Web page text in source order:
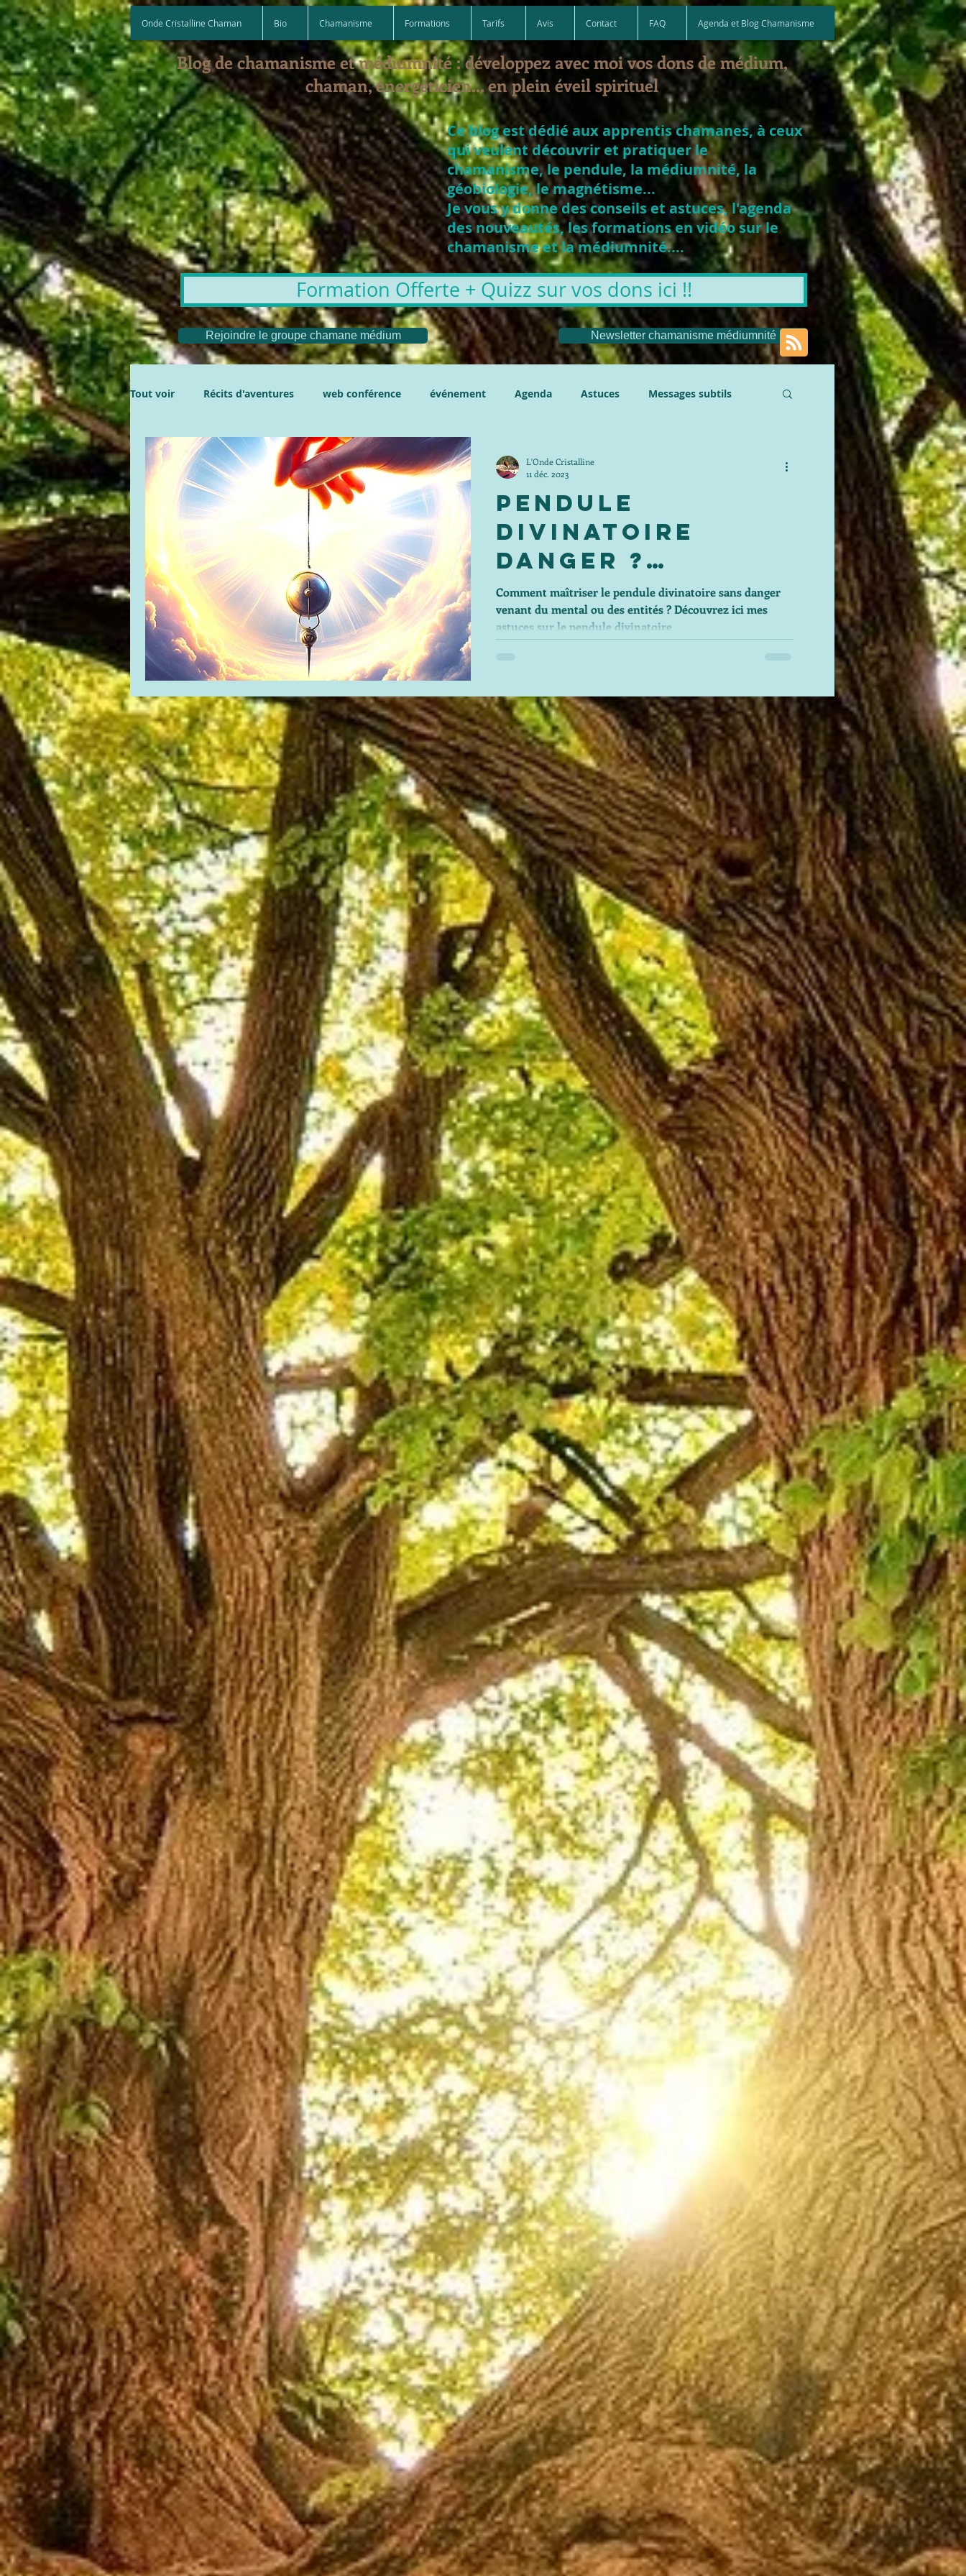
Blog de chamanisme et médiumnité : développez avec moi vos dons de médium,
chaman, énergéticien... en plein éveil spirituel
Ce blog est dédié aux apprentis chamanes, à ceux
qui veulent découvrir et pratiquer le
chamanisme, le pendule, la médiumnité, la
géobiologie, le magnétisme...
Je vous y donne des conseils et astuces, l'agenda
des nouveautés, les formations en vidéo sur le
chamanisme et la médiumnité....
Formation Offerte + Quizz sur vos dons ici !!
Rejoindre le groupe chamane médium Newsletter chamanisme médiumnité
Tout voir Récits d'aventures web conférence événement Agenda Astuces Messages subtils
Aventures La compil'
Pendule
Divinatoire
Danger ?
Maîtrisez le
Pendule avec
ces Rituels de
Comment maîtriser le pendule divinatoire sans danger
venant du mental ou des entités ? Découvrez ici mes
astuces sur le pendule divinatoire
L'Onde Cristalline
11 déc. 2023
Onde Cristalline Chaman Bio Chamanisme Formations Tarifs Avis Contact FAQ Agenda et Blog Chamanisme